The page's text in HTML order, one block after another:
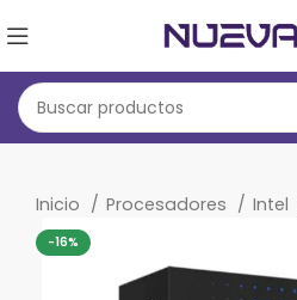
Inicio Procesadores Intel
-16%